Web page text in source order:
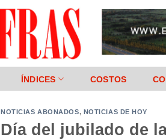
ÍNDICES COSTOS
NOTICIAS ABONADOS, NOTICIAS DE HOY
Día del jubilado de